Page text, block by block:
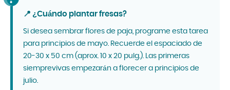
📍 ¿Cuándo plantar fresas?
Si desea sembrar flores de paja, programe esta tarea
para principios de mayo. Recuerde el espaciado de
20-30 x 50 cm (aprox. 10 x 20 pulg.). Las primeras
siemprevivas empezarán a florecer a principios de
julio.